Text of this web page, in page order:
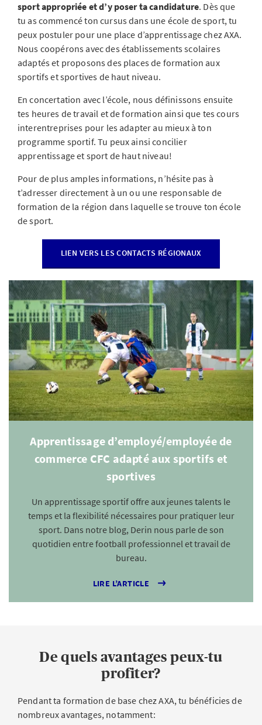
sport appropriée et d’y poser ta candidature. Dès que
tu as commencé ton cursus dans une école de sport, tu
peux postuler pour une place d’apprentissage chez AXA.
Nous coopérons avec des établissements scolaires
adaptés et proposons des places de formation aux
sportifs et sportives de haut niveau.
En concertation avec l’école, nous définissons ensuite
tes heures de travail et de formation ainsi que tes cours
interentreprises pour les adapter au mieux à ton
programme sportif. Tu peux ainsi concilier
apprentissage et sport de haut niveau!
Pour de plus amples informations, n’hésite pas à
t’adresser directement à un ou une responsable de
formation de la région dans laquelle se trouve ton école
de sport.
LIEN VERS LES CONTACTS RÉGIONAUX
Apprentissage d’employé/employée de
commerce CFC adapté aux sportifs et
sportives
Un apprentissage sportif offre aux jeunes talents le
temps et la flexibilité nécessaires pour pratiquer leur
sport. Dans notre blog, Derin nous parle de son
quotidien entre football professionnel et travail de
bureau.
LIRE L’ARTICLE
De quels avantages peux-tu
profiter?
Pendant ta formation de base chez AXA, tu bénéficies de
nombreux avantages, notamment: